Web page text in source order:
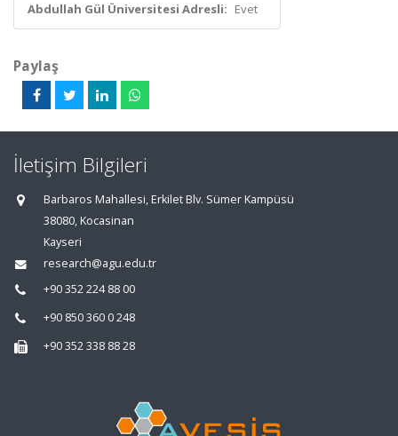
Abdullah Gül Üniversitesi Adresli: Evet
Paylaş
İletişim Bilgileri
Barbaros Mahallesi, Erkilet Blv. Sümer Kampüsü
38080, Kocasinan
Kayseri
research@agu.edu.tr
+90 352 224 88 00
+90 850 360 0 248
+90 352 338 88 28